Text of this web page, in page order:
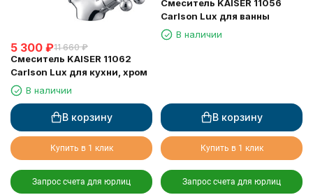
5 300 ₽11 660 ₽
Смеситель KAISER 11062
Carlson Lux для кухни, хром
В наличии
В корзину
Купить в 1 клик
Запрос счета для юрлиц
Смеситель KAISER 11056
Carlson Lux для ванны
В наличии
В корзину
Купить в 1 клик
Запрос счета для юрлиц